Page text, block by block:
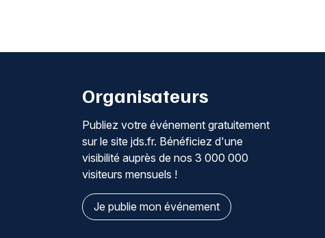
Organisateurs
Publiez votre événement gratuitement
sur le site jds.fr. Bénéficiez d'une
visibilité auprès de nos 3 000 000
visiteurs mensuels !
Je publie mon événement